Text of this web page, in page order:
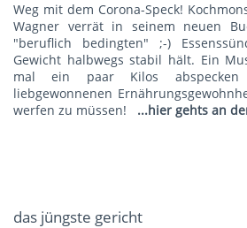
Weg mit dem Corona-Speck!
Wagner verrät in seinem neuen
"beruflich bedingten" ;-)
Gewicht halbwegs stabil hält. Ein
mal ein paar Kilos
liebgewonnenen
werfen zu müssen!
...hier gehts an
das jüngste gericht